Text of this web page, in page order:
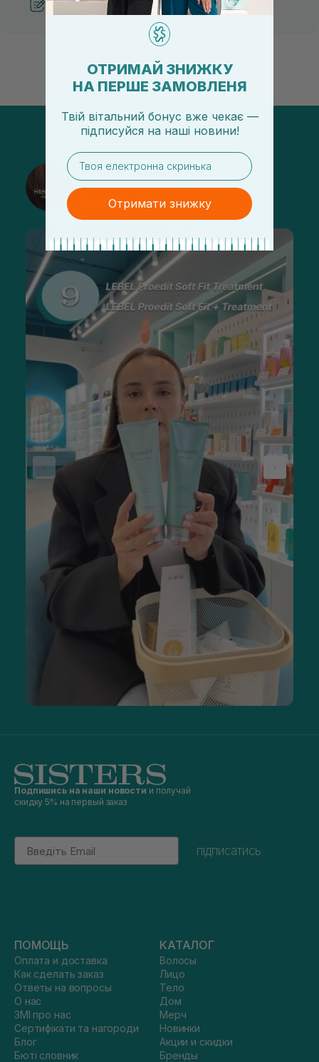
Рекомендации от косметологов
@sisters_stelmakh в Instagram
Подписаться
Подпишись на наши новости и получай
скидку 5% на первый заказ
Email
підписатись
ПОМОЩЬ
Оплата и доставка
Как сделать заказ
Ответы на вопросы
О нас
ЗМІ про нас
Сертифікати та нагороди
Блог
Бюті словник
КАТАЛОГ
Волосы
Лицо
Тело
Дом
Мерч
Новинки
Акции и скидки
Бренды
ОТРИМАЙ ЗНИЖКУ
НА ПЕРШЕ ЗАМОВЛЕНЯ
Твій вітальний бонус вже чекає —
підписуйся на наші новини!
email
Отримати знижку